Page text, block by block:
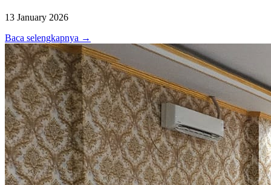
13 January 2026
Baca selengkapnya →